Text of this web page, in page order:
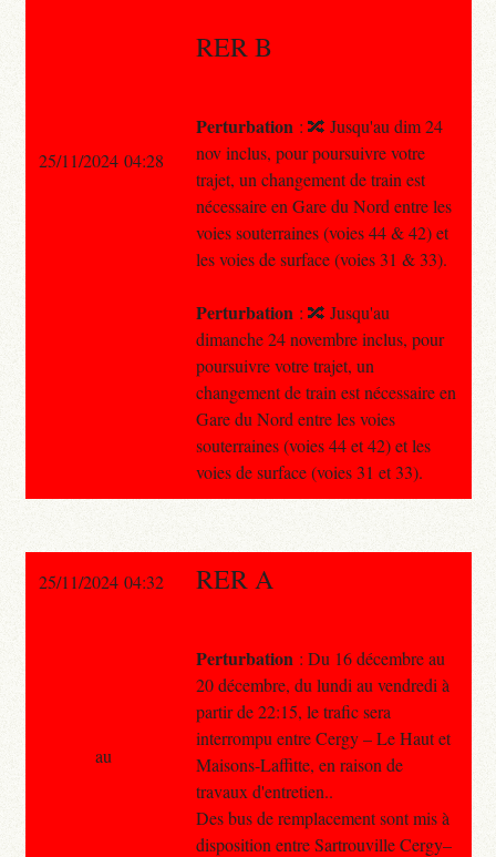
RER B
Perturbation : 🔀 Jusqu'au dim 24
nov inclus, pour poursuivre votre
trajet, un changement de train est
nécessaire en Gare du Nord entre les
voies souterraines (voies 44 & 42) et
les voies de surface (voies 31 & 33).
Perturbation : 🔀 Jusqu'au
dimanche 24 novembre inclus, pour
poursuivre votre trajet, un
changement de train est nécessaire en
Gare du Nord entre les voies
souterraines (voies 44 et 42) et les
voies de surface (voies 31 et 33).
25/11/2024 04:28
25/11/2024 04:32 RER A
Perturbation : Du 16 décembre au
20 décembre, du lundi au vendredi à
partir de 22:15, le trafic sera
interrompu entre Cergy – Le Haut et
Maisons-Laffitte, en raison de
travaux d'entretien..
Des bus de remplacement sont mis à
disposition entre Sartrouville Cergy–
au